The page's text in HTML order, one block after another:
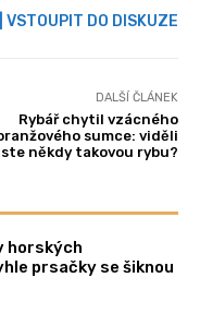
| VSTOUPIT DO DISKUZE
DALŠÍ ČLÁNEK
Rybář chytil vzácného
sumce: viděli
někdy takovou rybu?
horských
prsačky se šiknou